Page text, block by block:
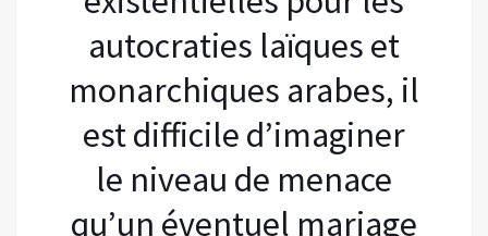
autocraties laïques et
monarchiques arabes, il
est difficile d’imaginer
le niveau de menace
qu’un éventuel mariage